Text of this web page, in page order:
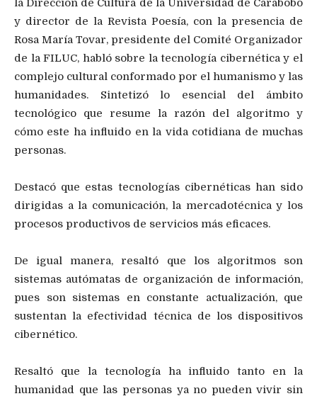
la Dirección de Cultura de la Universidad de Carabobo
y director de la Revista Poesía, con la presencia de
Rosa María Tovar, presidente del Comité Organizador
de la FILUC, habló sobre la tecnología cibernética y el
complejo cultural conformado por el humanismo y las
humanidades. Sintetizó lo esencial del ámbito
tecnológico que resume la razón del algoritmo y
cómo este ha influido en la vida cotidiana de muchas
personas.
Destacó que estas tecnologías cibernéticas han sido
dirigidas a la comunicación, la mercadotécnica y los
procesos productivos de servicios más eficaces.
De igual manera, resaltó que los algoritmos son
sistemas autómatas de organización de información,
pues son sistemas en constante actualización, que
sustentan la efectividad técnica de los dispositivos
cibernético.
Resaltó que la tecnología ha influido tanto en la
humanidad que las personas ya no pueden vivir sin